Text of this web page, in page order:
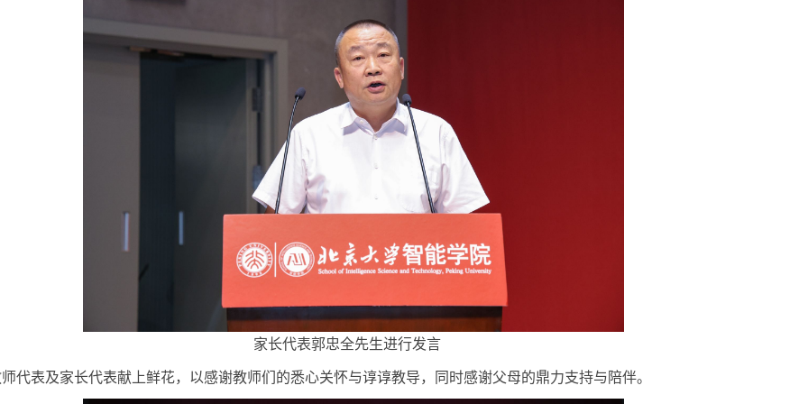
家长代表郭忠全先生进行发言
代表及家长代表献上鲜花，以感谢教师们的悉心关怀与谆谆教导，同时感谢父母的鼎力支持与陪伴。